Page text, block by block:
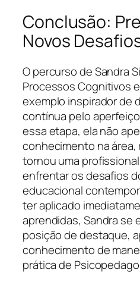
Conclusão:
Novos
O percurso de Sandra
Processos Cognitivos
exemplo inspirador de
contínua pelo
essa etapa, ela não
conhecimento na área,
tornou uma
enfrentar os desafios
educacional
ter aplicado
aprendidas, Sandra se
posição de destaque,
conhecimento de
prática de